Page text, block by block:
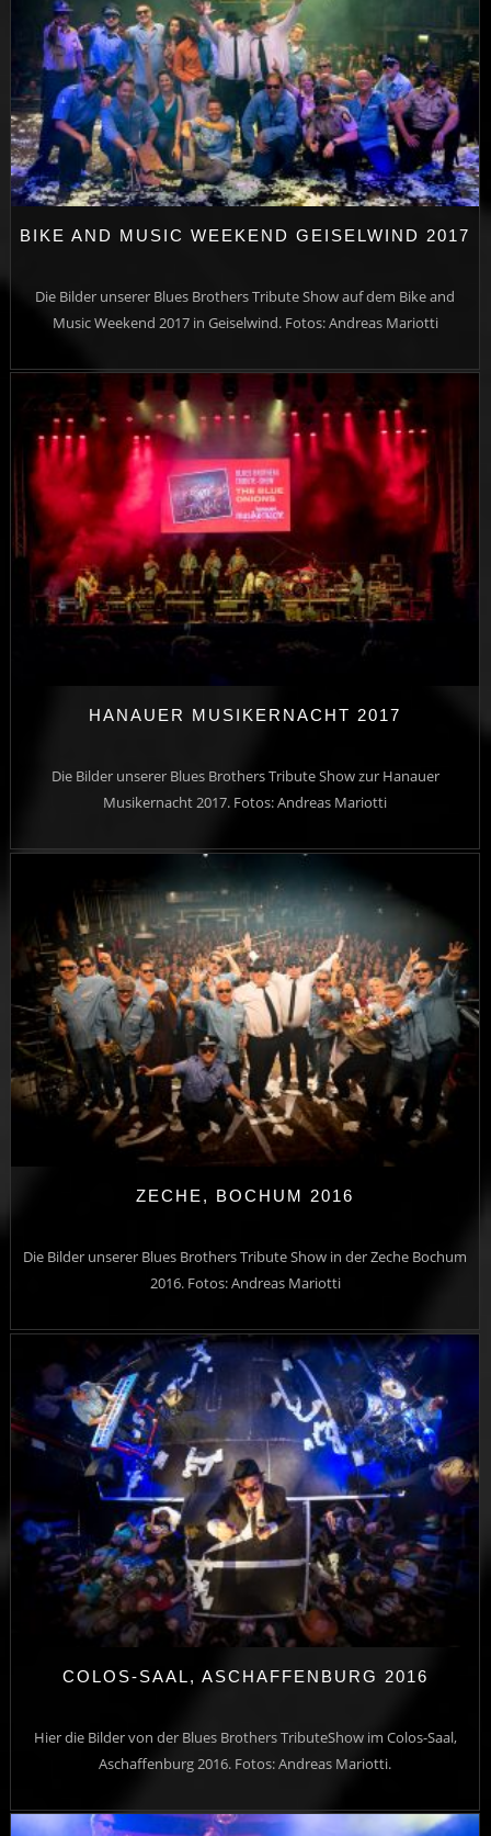
BIKE AND MUSIC WEEKEND GEISELWIND 2017
Die Bilder unserer Blues Brothers Tribute Show auf dem Bike and
Music Weekend 2017 in Geiselwind. Fotos: Andreas Mariotti
HANAUER MUSIKERNACHT 2017
Die Bilder unserer Blues Brothers Tribute Show zur Hanauer
Musikernacht 2017. Fotos: Andreas Mariotti
ZECHE, BOCHUM 2016
Die Bilder unserer Blues Brothers Tribute Show in der Zeche Bochum
2016. Fotos: Andreas Mariotti
COLOS-SAAL, ASCHAFFENBURG 2016
Hier die Bilder von der Blues Brothers TributeShow im Colos-Saal,
Aschaffenburg 2016. Fotos: Andreas Mariotti.